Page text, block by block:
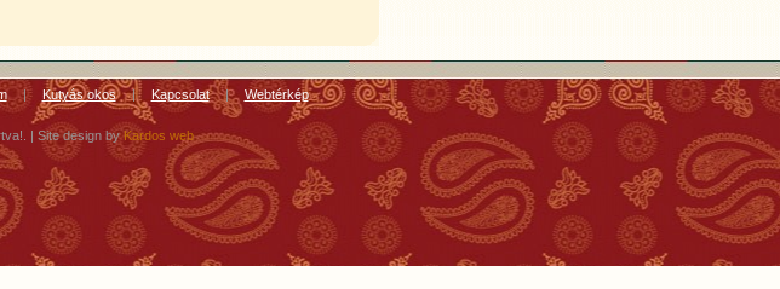
| Kutyás okos | Kapcsolat | Webtérkép
| Site design byKardos web